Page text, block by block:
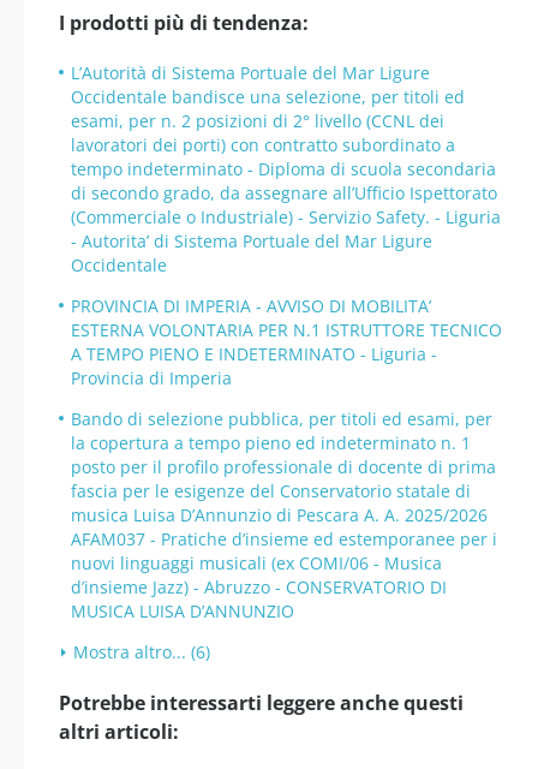
I prodotti più di tendenza:
L’Autorità di Sistema Portuale del Mar Ligure
Occidentale bandisce una selezione, per titoli ed
esami, per n. 2 posizioni di 2° livello (CCNL dei
lavoratori dei porti) con contratto subordinato a
tempo indeterminato - Diploma di scuola secondaria
di secondo grado, da assegnare all’Ufficio Ispettorato
(Commerciale o Industriale) - Servizio Safety. - Liguria
- Autorita’ di Sistema Portuale del Mar Ligure
Occidentale
PROVINCIA DI IMPERIA - AVVISO DI MOBILITA’
ESTERNA VOLONTARIA PER N.1 ISTRUTTORE TECNICO
A TEMPO PIENO E INDETERMINATO - Liguria -
Provincia di Imperia
Bando di selezione pubblica, per titoli ed esami, per
la copertura a tempo pieno ed indeterminato n. 1
posto per il profilo professionale di docente di prima
fascia per le esigenze del Conservatorio statale di
musica Luisa D’Annunzio di Pescara A. A. 2025/2026
AFAM037 - Pratiche d’insieme ed estemporanee per i
nuovi linguaggi musicali (ex COMI/06 - Musica
d’insieme Jazz) - Abruzzo - CONSERVATORIO DI
MUSICA LUISA D’ANNUNZIO
Mostra altro... (6)
Potrebbe interessarti leggere anche questi
altri articoli: